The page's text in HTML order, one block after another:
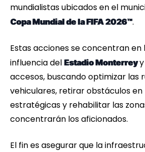
mundialistas ubicados en el
Copa Mundial de la FIFA 2026™.
Estas acciones se concentran en
influencia del Estadio Monterrey
accesos, buscando optimizar las
vehiculares, retirar obstáculos en
estratégicas y rehabilitar las
concentrarán los aficionados.
El fin es asegurar que la